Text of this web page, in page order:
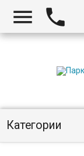
 
Категории